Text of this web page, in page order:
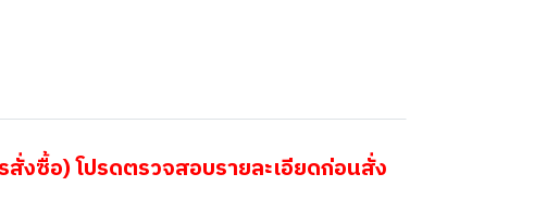
งซื้อ) โปรดตรวจสอบรายละเอียดก่อนสั่ง